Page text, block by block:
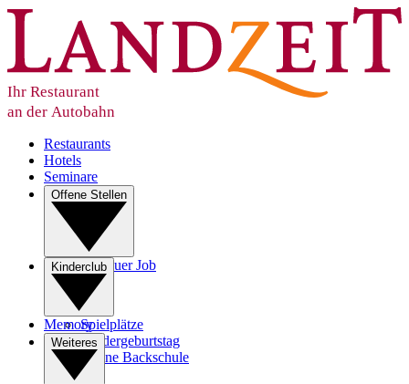
Ihr Restaurant
an der Autobahn
Restaurants
Hotels
Seminare
Offene Stellen
Ihr neuer Job
Lehre
Kinderclub
Spielplätze
Kindergeburtstag
Kleine Backschule
Memory
Weiteres